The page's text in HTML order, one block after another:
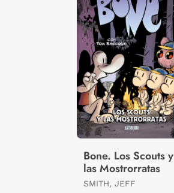
Bone. Los Scouts y
las Mostrorratas
SMITH, JEFF